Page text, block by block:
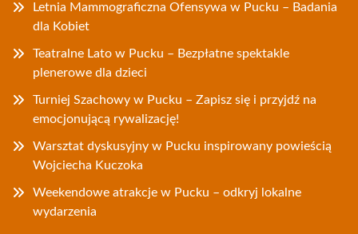
Letnia Mammograficzna Ofensywa w Pucku – Badania
dla Kobiet
Teatralne Lato w Pucku – Bezpłatne spektakle
plenerowe dla dzieci
Turniej Szachowy w Pucku – Zapisz się i przyjdź na
emocjonującą rywalizację!
Warsztat dyskusyjny w Pucku inspirowany powieścią
Wojciecha Kuczoka
Weekendowe atrakcje w Pucku – odkryj lokalne
wydarzenia